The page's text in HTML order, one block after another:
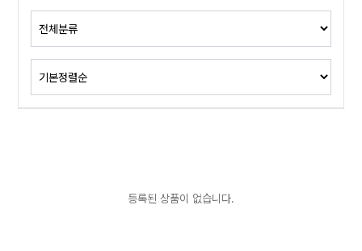
등록된 상품이 없습니다.